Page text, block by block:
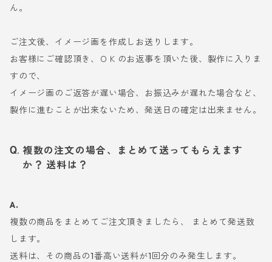
ん。
ご注文後、イメージ画を作成しお送りします。
お客様にご確認頂き、ＯＫのお返事を頂いた後、製作に入りま
すので、
イメージ画のご返答が遅い場合、お振込みが遅れた場合など、
製作に進むことが出来ないため、発送日の確定は出来ません。
複数の注文の場合、まとめて送ってもらえます
か？ 送料は？
A.
複数の商品をまとめてご注文頂きましたら、 まとめて発送致
します。
送料は、その商品の1番高い送料が1回分のみ発生します。